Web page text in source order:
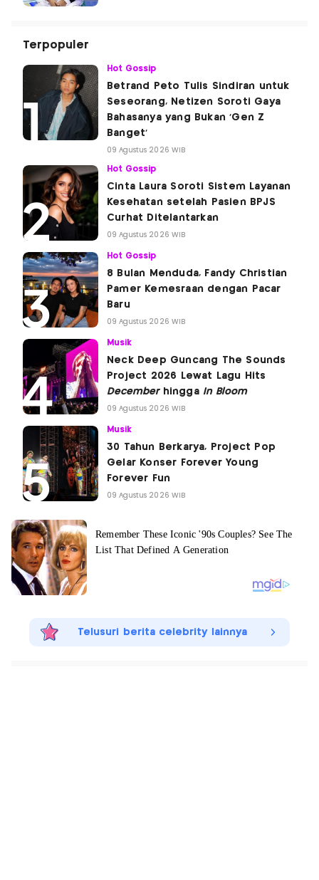
Terpopuler
Hot Gossip
Betrand Peto Tulis Sindiran untuk
Seseorang, Netizen Soroti Gaya
Bahasanya yang Bukan 'Gen Z
Banget'
09 Agustus 2026 WIB
Hot Gossip
Cinta Laura Soroti Sistem Layanan
Kesehatan setelah Pasien BPJS
Curhat Ditelantarkan
09 Agustus 2026 WIB
Hot Gossip
8 Bulan Menduda, Fandy Christian
Pamer Kemesraan dengan Pacar
Baru
09 Agustus 2026 WIB
Musik
Neck Deep Guncang The Sounds
Project 2026 Lewat Lagu Hits
Decemberhingga In Bloom
09 Agustus 2026 WIB
Musik
30 Tahun Berkarya, Project Pop
Gelar Konser Forever Young
Forever Fun
09 Agustus 2026 WIB
Telusuri berita celebrity lainnya